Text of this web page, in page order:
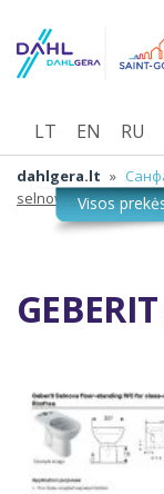
LT EN RU
dahlgera.lt »
selnova wc